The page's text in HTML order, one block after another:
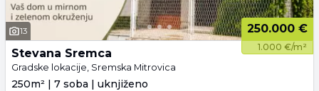
13 250.000 €
1.000 €/m²
Stevana Sremca
Gradske lokacije, Sremska Mitrovica
250m² | 7 soba | uknjiženo